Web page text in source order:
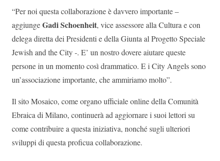
“Per noi questa collaborazione è davvero importante –
aggiungeGadi Schoenheit, vice assessore alla Cultura e con
delega diretta dei Presidenti e della Giunta al Progetto Speciale
Jewish and the City -. E’ un nostro dovere aiutare queste
persone in un momento così drammatico. E i City Angels sono
un’associazione importante, che ammiriamo molto”.
Il sito Mosaico, come organo ufficiale online della Comunità
Ebraica di Milano, continuerà ad aggiornare i suoi lettori su
come contribuire a questa iniziativa, nonché sugli ulteriori
sviluppi di questa proficua collaborazione.